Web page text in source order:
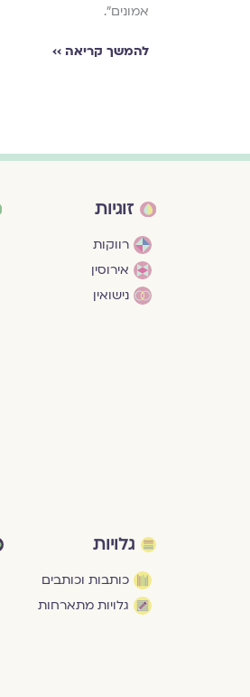
אמונים".
להמשך קריאה ››
זוגיות
רווקות
אירוסין
נישואין
גלויות
כותבות וכותבים
גלויות מתארחות